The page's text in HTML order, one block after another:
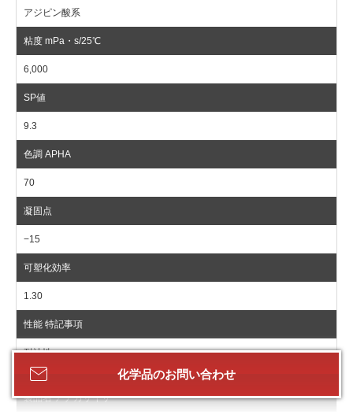
アジピン酸系
6,000
9.3
70
−15
1.30
耐油性
化学品のお問い合わせ